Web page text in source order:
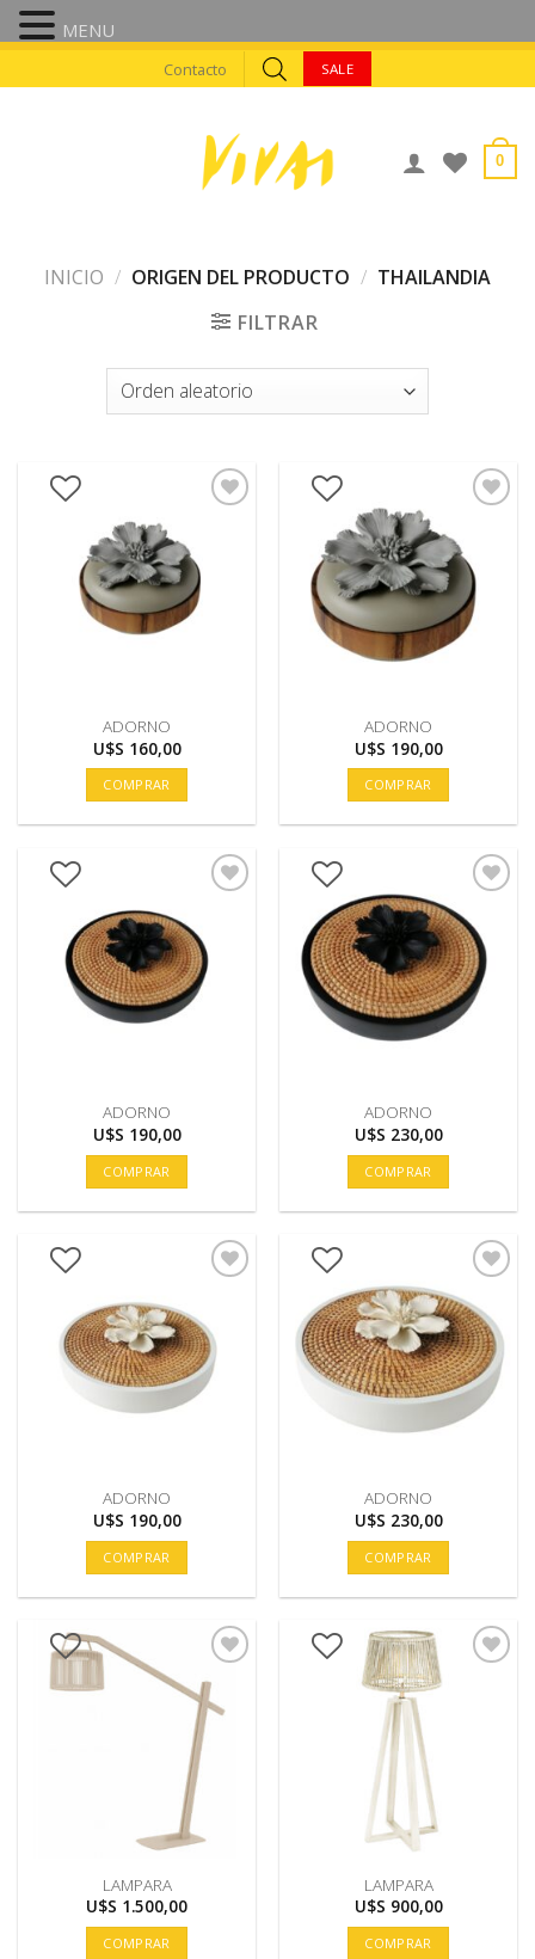
to
Contacto SALE
0
INICIO / ORIGEN DEL PRODUCTO / THAILANDIA
FILTRAR
ADORNO
U$S 160,00
COMPRAR
ADORNO
U$S 190,00
COMPRAR
ADORNO
U$S 190,00
COMPRAR
ADORNO
U$S 230,00
COMPRAR
ADORNO
U$S 190,00
COMPRAR
ADORNO
U$S 230,00
COMPRAR
LAMPARA
U$S 1.500,00
COMPRAR
LAMPARA
U$S 900,00
COMPRAR
MENU